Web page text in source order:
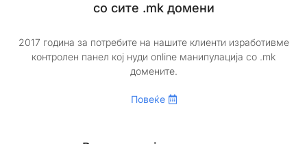
со сите .mk домени
2017 година за потребите на нашите клиенти изработивме
контролен панел кој нуди online манипулација со .mk
домените.
Повеќе